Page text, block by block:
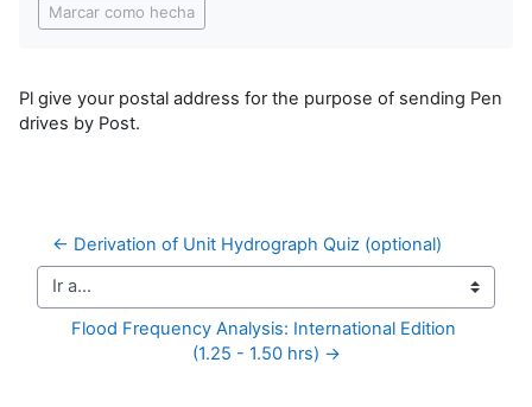
Marcar como hecha
Pl give your postal address for the purpose of sending Pen
drives by Post.
← Derivation of Unit Hydrograph Quiz (optional)
Ir a...
Flood Frequency Analysis: International Edition
(1.25 - 1.50 hrs) →